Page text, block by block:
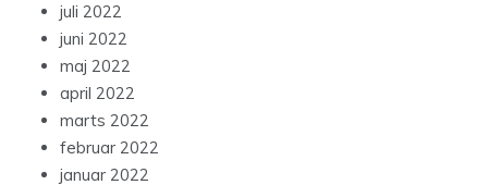
juli 2022
juni 2022
maj 2022
april 2022
marts 2022
februar 2022
januar 2022